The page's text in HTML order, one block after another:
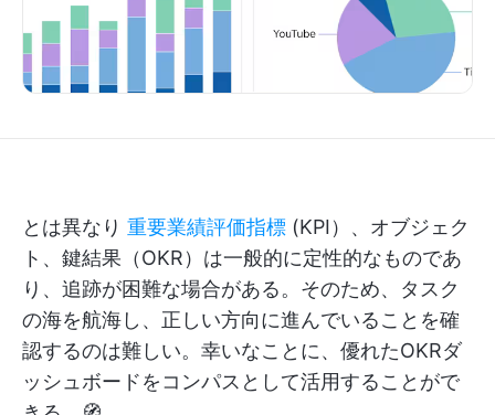
とは異なり 重要業績評価指標 (KPI）、オブジェク
ト、鍵結果（OKR）は一般的に定性的なものであ
り、追跡が困難な場合がある。そのため、タスク
の海を航海し、正しい方向に進んでいることを確
認するのは難しい。幸いなことに、優れたOKRダ
ッシュボードをコンパスとして活用することがで